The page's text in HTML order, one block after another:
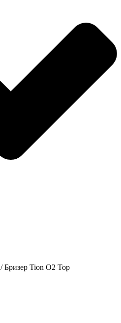
/ Бризер Tion O2 Top